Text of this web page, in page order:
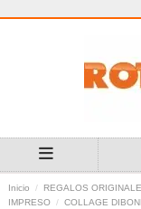
Inicio REGALOS
IMPRESO
COLLAGE